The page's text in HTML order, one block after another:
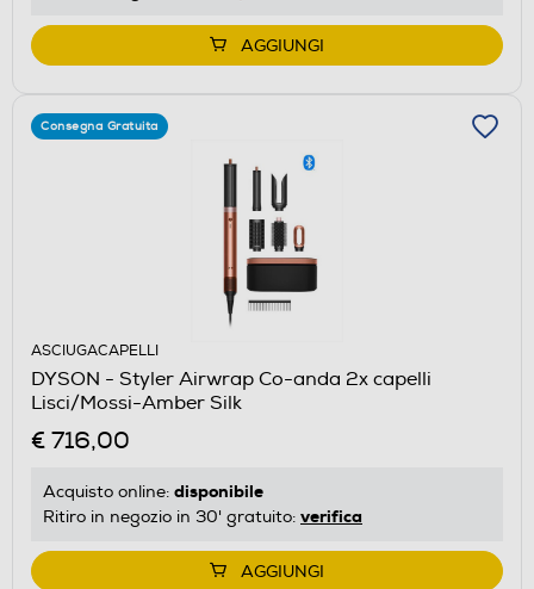
AGGIUNGI
Consegna Gratuita
ASCIUGACAPELLI
DYSON - Styler Airwrap Co-anda 2x capelli
Lisci/Mossi-Amber Silk
€ 716,00
Acquisto online: disponibile
Ritiro in negozio in 30' gratuito: verifica
AGGIUNGI